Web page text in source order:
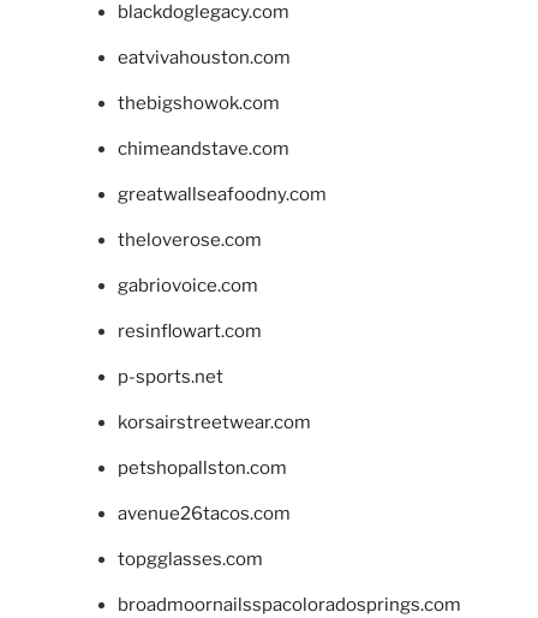
blackdoglegacy.com
eatvivahouston.com
thebigshowok.com
chimeandstave.com
greatwallseafoodny.com
theloverose.com
gabriovoice.com
resinflowart.com
p-sports.net
korsairstreetwear.com
petshopallston.com
avenue26tacos.com
topgglasses.com
broadmoornailsspacoloradosprings.com